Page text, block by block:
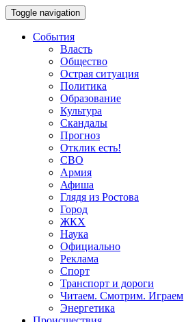
Toggle navigation
События
Власть
Общество
Острая ситуация
Политика
Образование
Культура
Скандалы
Прогноз
Отклик есть!
СВО
Армия
Афиша
Глядя из Ростова
Город
ЖКХ
Наука
Официально
Реклама
Спорт
Транспорт и дороги
Читаем. Смотрим. Играем
Энергетика